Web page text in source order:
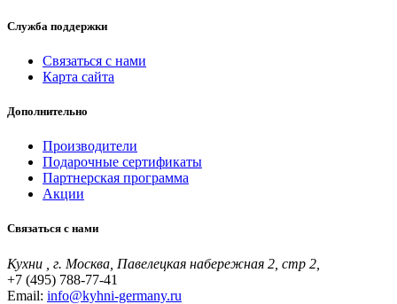
Служба поддержки
Связаться с нами
Карта сайта
Дополнительно
Производители
Подарочные сертификаты
Партнерская программа
Акции
Связаться с нами
Кухни , г. Москва, Павелецкая набережная 2, стр 2,
+7 (495) 788-77-41
Email: info@kyhni-germany.ru